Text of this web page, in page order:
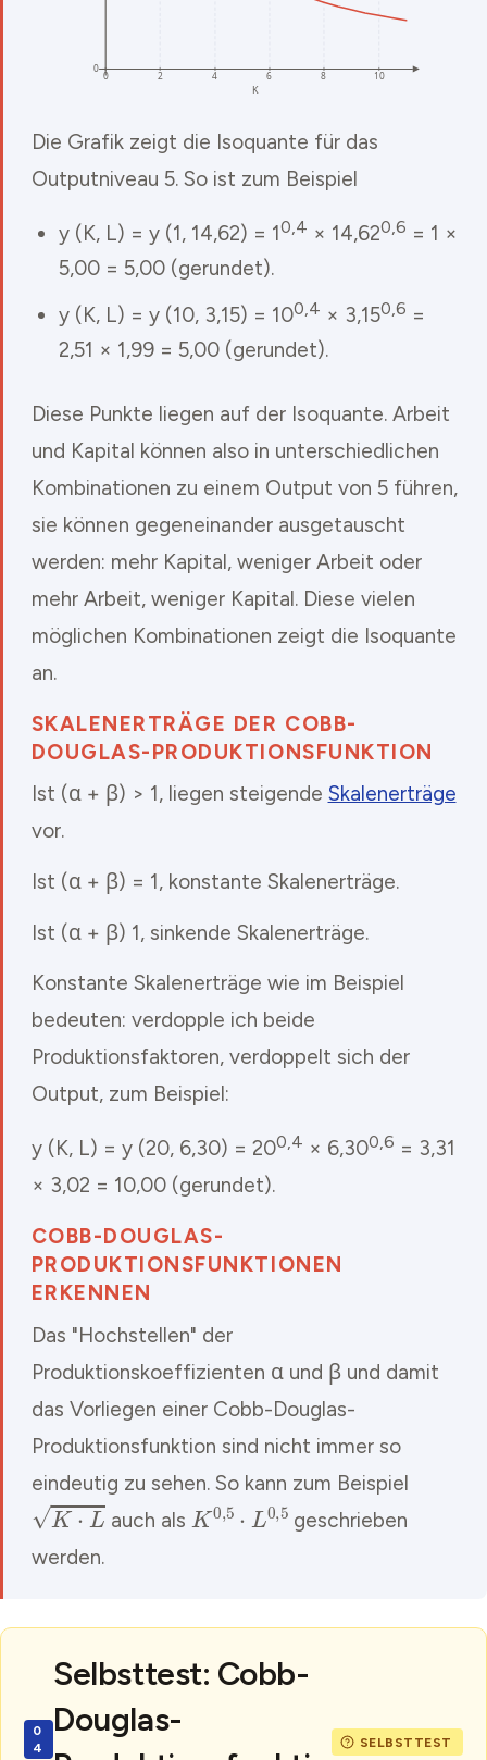
Die Grafik zeigt die Isoquante für das
Outputniveau 5. So ist zum Beispiel
y (K, L) = y (1, 14,62) = 10,4 × 14,620,6 = 1 ×
5,00 = 5,00 (gerundet).
y (K, L) = y (10, 3,15) = 100,4 × 3,150,6 =
2,51 × 1,99 = 5,00 (gerundet).
Diese Punkte liegen auf der Isoquante. Arbeit
und Kapital können also in unterschiedlichen
Kombinationen zu einem Output von 5 führen,
sie können gegeneinander ausgetauscht
werden: mehr Kapital, weniger Arbeit oder
mehr Arbeit, weniger Kapital. Diese vielen
möglichen Kombinationen zeigt die Isoquante
an.
SKALENERTRÄGE DER COBB-
DOUGLAS-PRODUKTIONSFUNKTION
Ist (α + β) > 1, liegen steigende Skalenerträge
vor.
Ist (α + β) = 1, konstante Skalenerträge.
Ist (α + β) 1, sinkende Skalenerträge.
Konstante Skalenerträge wie im Beispiel
bedeuten: verdopple ich beide
Produktionsfaktoren, verdoppelt sich der
Output, zum Beispiel:
y (K, L) = y (20, 6,30) = 200,4 × 6,300,6 = 3,31
× 3,02 = 10,00 (gerundet).
COBB-DOUGLAS-
PRODUKTIONSFUNKTIONEN
ERKENNEN
Das "Hochstellen" der
Produktionskoeffizienten α und β und damit
das Vorliegen einer Cobb-Douglas-
Produktionsfunktion sind nicht immer so
eindeutig zu sehen. So kann zum Beispiel
⋅L
auch als
K0, 5 L0 5
geschrieben
werden.
Selbsttest: Cobb-
Douglas-